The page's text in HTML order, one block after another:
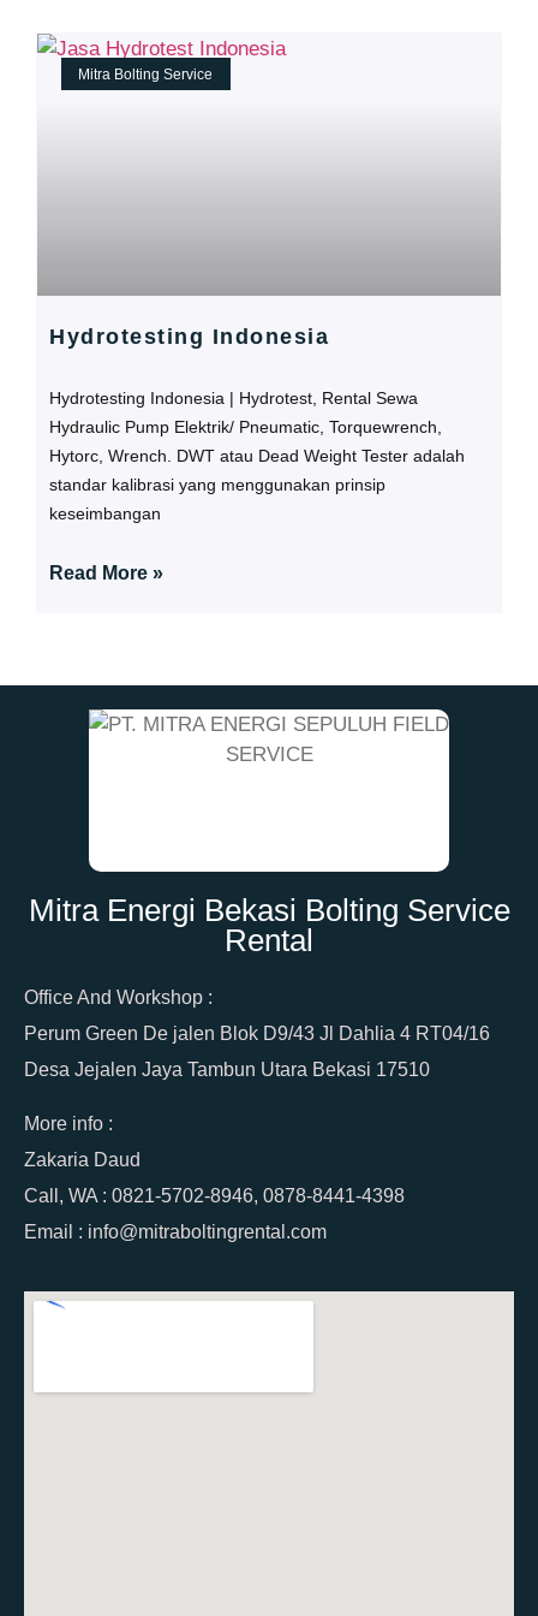
Mitra Bolting Service
Hydrotesting Indonesia
Hydrotesting Indonesia | Hydrotest, Rental Sewa
Hydraulic Pump Elektrik/ Pneumatic, Torquewrench,
Hytorc, Wrench. DWT atau Dead Weight Tester adalah
standar kalibrasi yang menggunakan prinsip
keseimbangan
Read More »
Mitra Energi Bekasi Bolting Service
Rental
Office And Workshop :
Perum Green De jalen Blok D9/43 Jl Dahlia 4 RT04/16
Desa Jejalen Jaya Tambun Utara Bekasi 17510
More info :
Zakaria Daud
Call, WA : 0821-5702-8946, 0878-8441-4398
Email : info@mitraboltingrental.com